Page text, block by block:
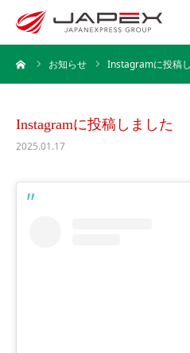
お知らせ Instagramに投稿
Instagramに投稿しました
2025.01.17
ホーム